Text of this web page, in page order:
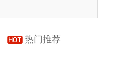
热门推荐